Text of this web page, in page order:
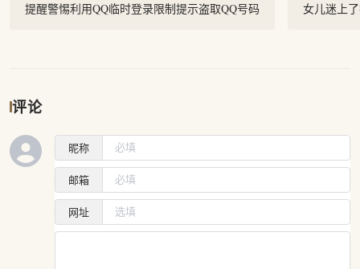
提醒警惕利用QQ临时登录限制提示盗取QQ号码 女儿迷上
评论
昵称
邮箱
网址